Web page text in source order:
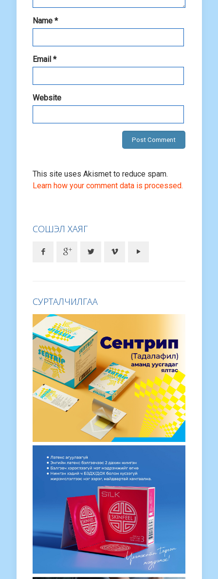
Name *
Email *
Website
This site uses Akismet to reduce spam.
Learn how your comment data is processed.
СОШЭЛ ХАЯГ
СУРТАЛЧИЛГАА